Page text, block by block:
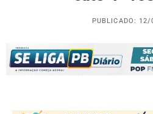
PUBLICADO: